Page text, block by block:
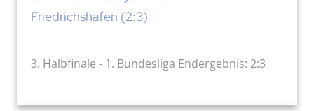
Friedrichshafen (2:3)
3. Halbfinale - 1. Bundesliga Endergebnis: 2:3